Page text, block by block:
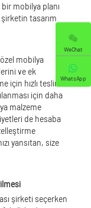
mobilya planı
tasarım
mobilya
ve ek
için hızlı teslimat
için daha
malzeme
de hesaba
yansıtan, size
şirketi seçerken
WeChat
WhatsApp